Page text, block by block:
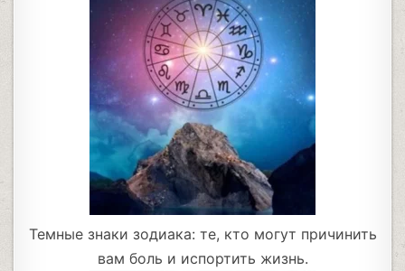
Темные знаки зодиака: те, кто могут причинить
вам боль и испортить жизнь.